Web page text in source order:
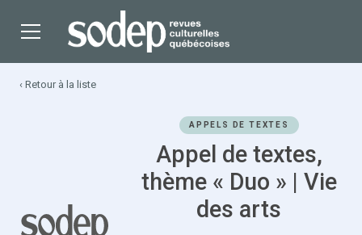
‹ Retour à la liste
APPELS DE TEXTES
Appel de textes,
thème « Duo » | Vie
des arts